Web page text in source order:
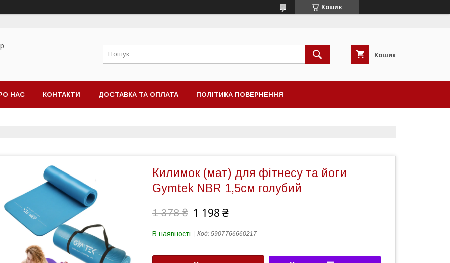
Кошик
Кошик
НАС КОНТАКТИ ДОСТАВКА ТА ОПЛАТА ПОЛІТИКА ПОВЕРНЕННЯ
Килимок (мат) для фітнесу та йоги
Gymtek NBR 1,5см голубий
1 378 ₴ 1 198 ₴
В наявності Код: 5907766660217